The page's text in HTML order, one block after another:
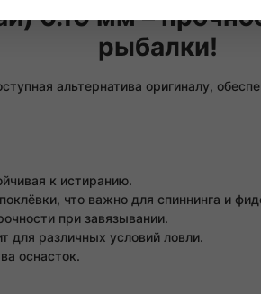
0.10 мм –
рыбалки!
альтернатива оригиналу,
к истиранию.
что важно для спиннинга и
при завязывании.
для различных условий ловли.
оснасток.